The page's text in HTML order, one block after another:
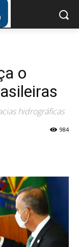
o
hidrográficas
984